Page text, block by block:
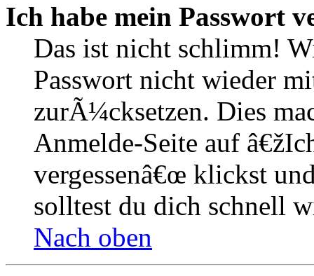
Ich habe mein Passwort
Das ist nicht schlimm!
Passwort nicht wieder
zurÃ¼cksetzen. Dies
Anmelde-Seite auf
vergessenâ€œ klickst
solltest du dich schnell
Nach oben